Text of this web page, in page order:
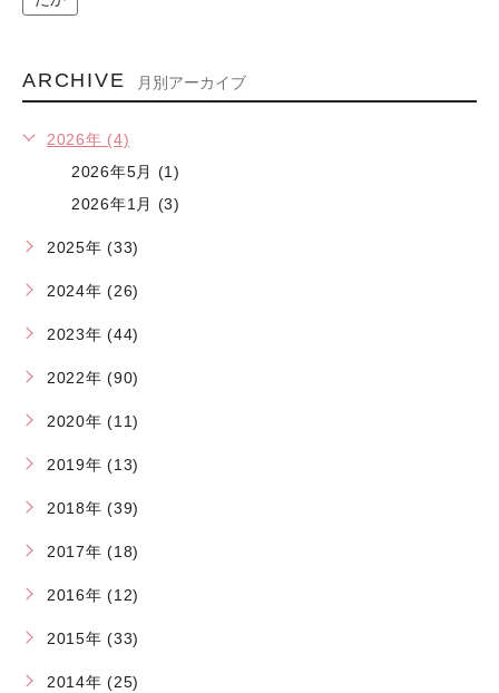
ARCHIVE 月別アーカイブ
2026年 (4)
2026年5月 (1)
2026年1月 (3)
2025年 (33)
2024年 (26)
2023年 (44)
2022年 (90)
2020年 (11)
2019年 (13)
2018年 (39)
2017年 (18)
2016年 (12)
2015年 (33)
2014年 (25)